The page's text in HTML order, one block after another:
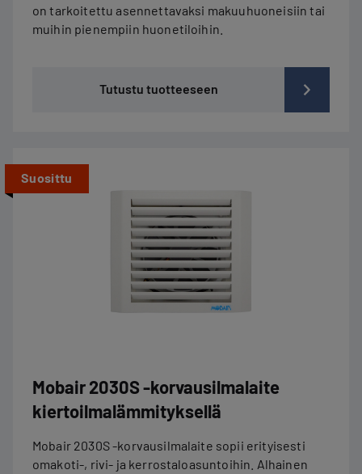
on tarkoitettu asennettavaksi makuuhuoneisiin tai
muihin pienempiin huonetiloihin.
Tutustu tuotteeseen
Suosittu
Mobair 2030S -korvausilmalaite
kiertoilma­lämmityksellä
Mobair 2030S -korvausilmalaite sopii erityisesti
omakoti-, rivi- ja kerrostaloasuntoihin. Alhainen